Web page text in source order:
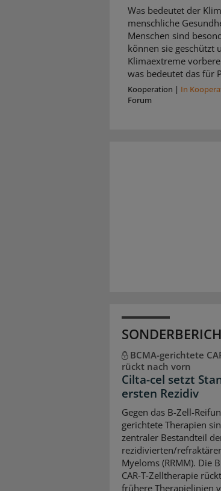
Was bedeutet der
menschliche
Menschen sind
können sie geschützt
Klimaextreme
was bedeutet das für
Kooperation | In
Forum
BCMA-gerichtete
rückt nach vorn
Cilta-cel setzt
ersten Rezidiv
Gegen das B-Zell-
gerichtete Therapien
zentraler Bestandteil
rezidivierten/
Myeloms (RRMM). Die
CAR-T-Zelltherapie
frühere Therapielinien